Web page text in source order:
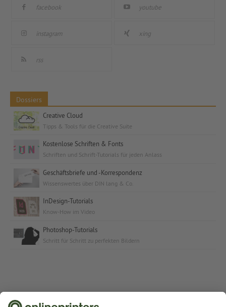
facebook youtube
instagram xing
rss
Dossiers
Creative Cloud
Tipps & Tools für die Creative Suite
Kostenlose Schriften & Fonts
Schriften und Schrift-Tutorials für jeden Anlass
Geschäftsbriefe und -Korrespondenz
Wissenswertes über DIN lang & Co.
InDesign-Tutorials
Know-How im Video
Photoshop-Tutorials
Schritt für Schritt zu perfekten Bildern